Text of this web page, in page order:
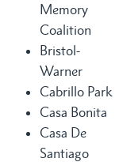
Memory
Coalition
Bristol-
Warner
Cabrillo Park
Casa Bonita
Casa De
Santiago